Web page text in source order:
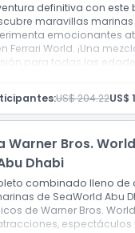
definitiva con este
maravillas marinas
emocionantes
Ferrari World. ¡Una
para todas las
para Ferrari World Abu
Dhabi.
a todas las
US$ 204.22US$
Warner Bros.
Dhabi
combinado lleno de
de SeaWorld Abu
de Warner Bros.
espectáculos